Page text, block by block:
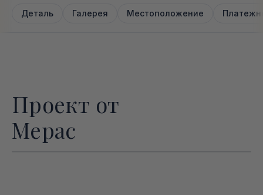
Деталь Галерея Местоположение
Проект от
Мерас